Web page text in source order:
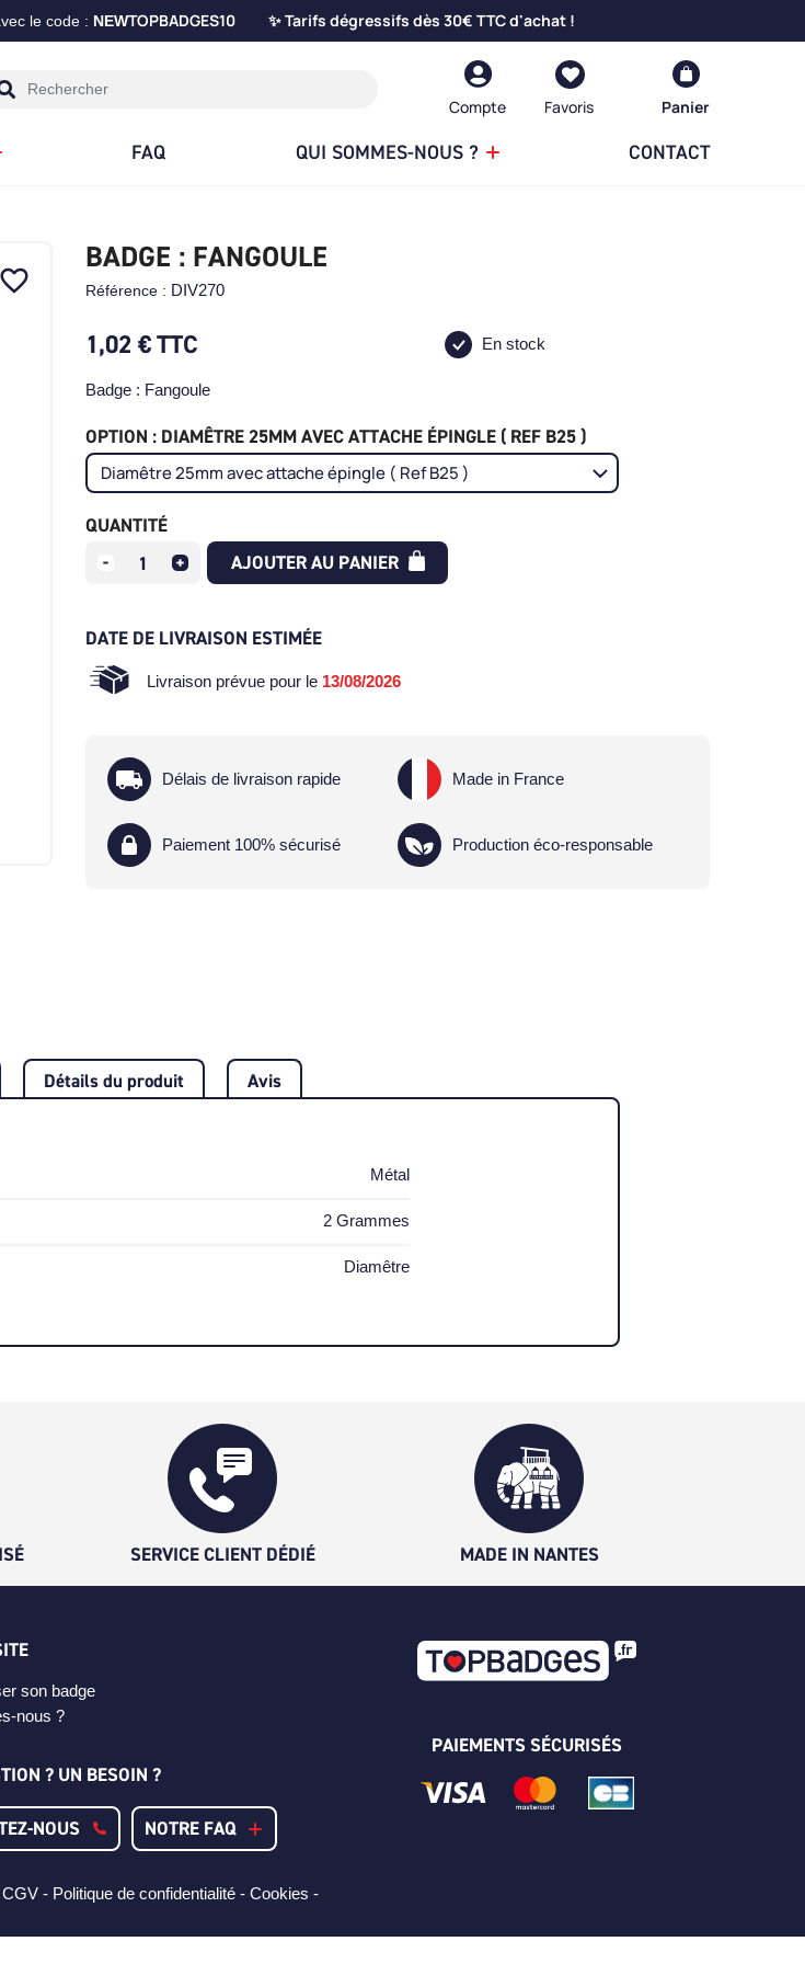
le code : NEWTOPBADGES10 ✨ Tarifs dégressifs dès 30€ TTC d'achat !
Compte
FAQ QUI SOMMES-NOUS ? CONTACT
Panier
favorite_border
BADGE : FANGOULE
Référence : DIV270
1,02 €TTC En stock
Badge : Fangoule
OPTION : DIAMÊTRE 25MM AVEC ATTACHE ÉPINGLE ( REF B25 )
QUANTITÉ
AJOUTER AU PANIER
DATE DE LIVRAISON ESTIMÉE
Livraison prévue pour le 13/08/2026
Délais de livraison rapide Made in France
Paiement 100% sécurisé Production éco-responsable
Détails du produit Avis
Métal
2 Grammes
Diamêtre
SERVICE CLIENT DÉDIÉ MADE IN NANTES
son badge
nous ?
? UN BESOIN ?
NOUS NOTRE FAQ
PAIEMENTS SÉCURISÉS
CGV - Politique de confidentialité - Cookies -